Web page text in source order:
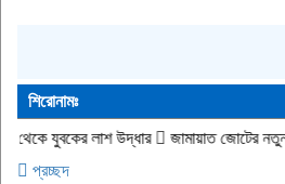
শিরোনামঃ
উদ্ধার জামায়াত জোটের নতুন কর্মসূচির ঘোষণা
প্রচ্ছদ